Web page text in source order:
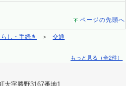
ページの先頭へ
らし・手続き
交通
もっと見る（全2件）
大字勝野3167番地1